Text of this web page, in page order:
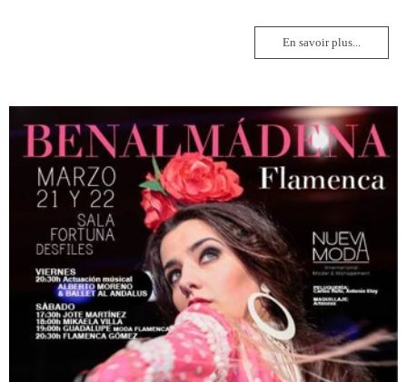
En savoir plus...